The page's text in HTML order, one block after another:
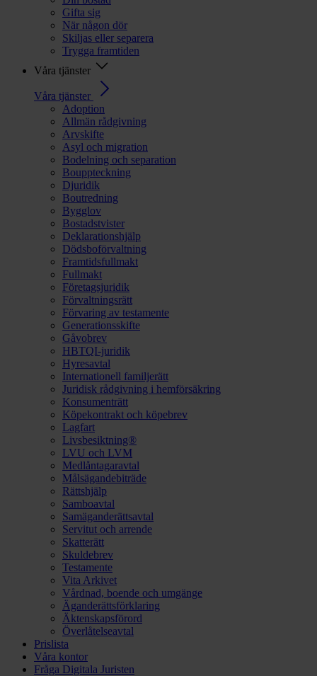
Gifta sig
När någon dör
Skiljas eller separera
Trygga framtiden
Våra tjänster
Våra tjänster
Adoption
Allmän rådgivning
Arvskifte
Asyl och migration
Bodelning och separation
Bouppteckning
Djuridik
Boutredning
Bygglov
Bostadstvister
Deklarationshjälp
Dödsboförvaltning
Framtidsfullmakt
Fullmakt
Företagsjuridik
Förvaltningsrätt
Förvaring av testamente
Generationsskifte
Gåvobrev
HBTQI-juridik
Hyresavtal
Internationell familjerätt
Juridisk rådgivning i hemförsäkring
Konsumenträtt
Köpekontrakt och köpebrev
Lagfart
Livsbesiktning®
LVU och LVM
Medlåntagaravtal
Målsägandebiträde
Rättshjälp
Samboavtal
Samäganderättsavtal
Servitut och arrende
Skatterätt
Skuldebrev
Testamente
Vita Arkivet
Vårdnad, boende och umgänge
Äganderättsförklaring
Äktenskapsförord
Överlåtelseavtal
Prislista
Våra kontor
Fråga Digitala Juristen